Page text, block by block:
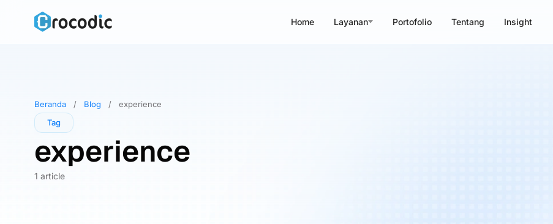
Home Layanan Portofolio Tentang Insight
Beranda / Blog /
experience
Tag
experience
1 article